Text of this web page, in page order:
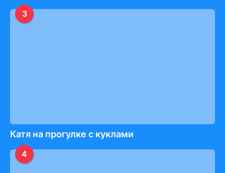
3
Катя на прогулке с куклами
4